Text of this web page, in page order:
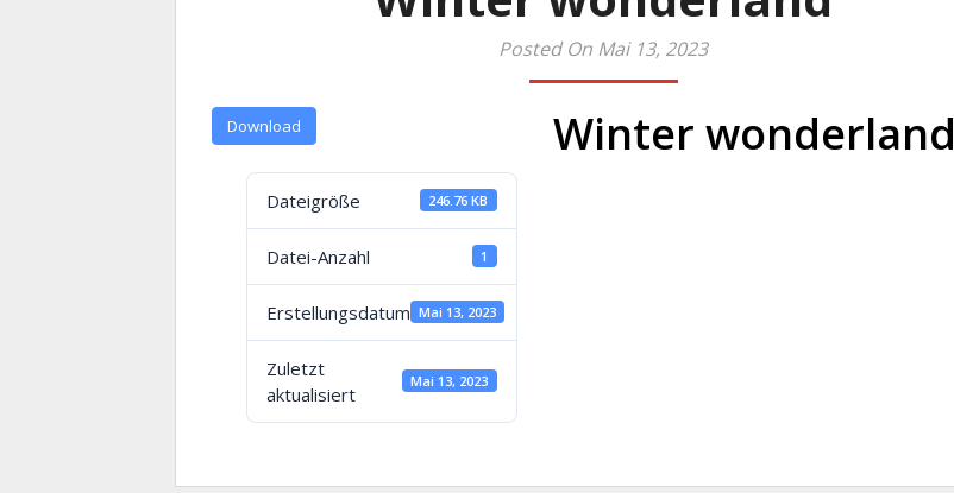
Posted On Mai 13, 2023
Download
Dateigröße 246.76 KB
Datei-Anzahl 1
Erstellungsdatum Mai 13, 2023
Zuletzt
aktualisiert
Mai 13, 2023
Winter wonderland